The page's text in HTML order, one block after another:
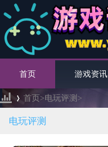
首页 游戏资讯
首页>电玩评测 >
电玩评测